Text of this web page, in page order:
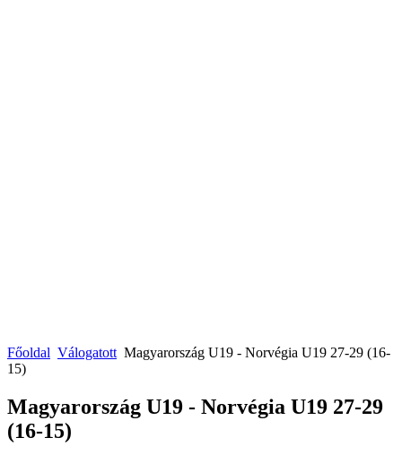
Főoldal Válogatott Magyarország U19 - Norvégia U19 27-29 (16-
15)
Magyarország U19 - Norvégia U19 27-29
(16-15)